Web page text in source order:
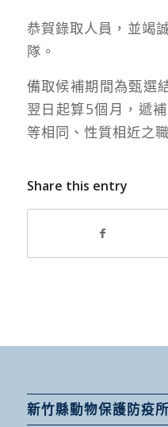
恭賀錄取人員，並竭
隊。
備取候補期間為甄選
翌日起算5個月，遞
等相同、性質相近之
Share this entry
新竹縣動物保護防疫所